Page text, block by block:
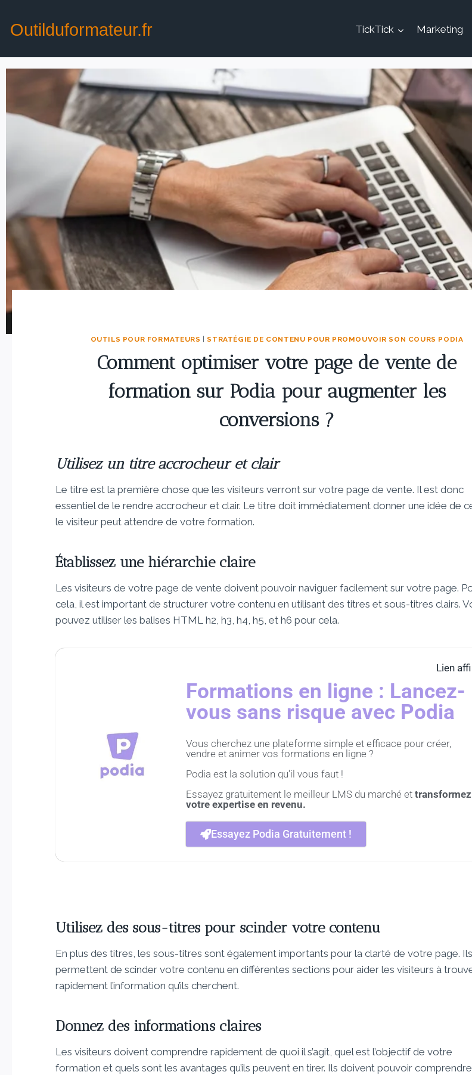
Outilduformateur.fr TickTick Marketing
OUTILS POUR FORMATEURS |STRATÉGIE DE CONTENU POUR PROMOUVOIR SON COURS PODIA
Comment optimiser votre page de vente de
formation sur Podia pour augmenter les
conversions ?
Utilisez un titre accrocheur et clair
Le titre est la première chose que les visiteurs verront sur votre page de vente. Il est donc
essentiel de le rendre accrocheur et clair. Le titre doit immédiatement donner une idée de
le visiteur peut attendre de votre formation.
Établissez une hiérarchie claire
Les visiteurs de votre page de vente doivent pouvoir naviguer facilement sur votre page.
cela, il est important de structurer votre contenu en utilisant des titres et sous-titres clairs.
pouvez utiliser les balises HTML h2, h3, h4, h5, et h6 pour cela.
Lien
Formations en ligne : Lancez-
vous sans risque avec Podia
Vous cherchez une plateforme simple et efficace pour créer,
vendre et animer vos formations en ligne ?
Podia est la solution qu'il vous faut !
Essayez gratuitement le meilleur LMS du marché et transformez
votre expertise en revenu.
Essayez Podia Gratuitement !
Utilisez des sous-titres pour scinder votre contenu
En plus des titres, les sous-titres sont également importants pour la clarté de votre page. Ils
permettent de scinder votre contenu en différentes sections pour aider les visiteurs à
rapidement l’information qu’ils cherchent.
Donnez des informations claires
Les visiteurs doivent comprendre rapidement de quoi il s’agit, quel est l’objectif de votre
formation et quels sont les avantages qu’ils peuvent en tirer. Ils doivent pouvoir comprendre